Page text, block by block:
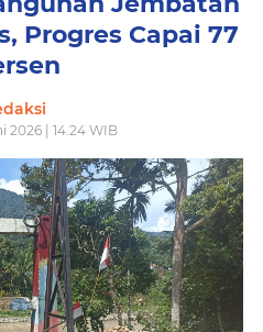
Progres Capai 77
2026 | 14.24 WIB